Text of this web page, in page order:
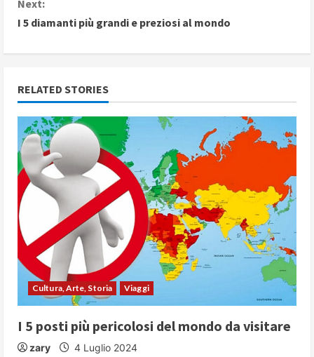
n
t
n
u
e
R
e
a
d
i
n
Next:
I 5 diamanti più grandi e preziosi al mondo
RELATED STORIES
Cultura, Arte, Storia Viaggi
I 5 posti più pericolosi del mondo da visitare
zary 4 Luglio 2024